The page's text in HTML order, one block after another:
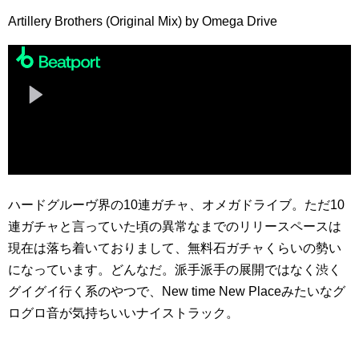
Artillery Brothers (Original Mix) by Omega Drive
ハードグルーヴ界の10連ガチャ、オメガドライブ。ただ10
連ガチャと言っていた頃の異常なまでのリリースペースは
現在は落ち着いておりまして、無料石ガチャくらいの勢い
になっています。どんなだ。派手派手の展開ではなく渋く
グイグイ行く系のやつで、New time New Placeみたいなグ
ログロ音が気持ちいいナイストラック。